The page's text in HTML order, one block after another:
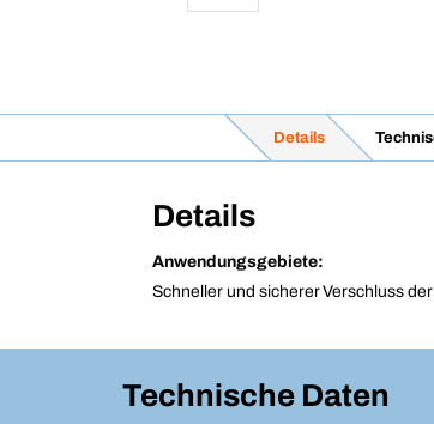
Details
Details
Anwendungsgebiete:
Schneller und sicherer Verschluss
Technische Daten